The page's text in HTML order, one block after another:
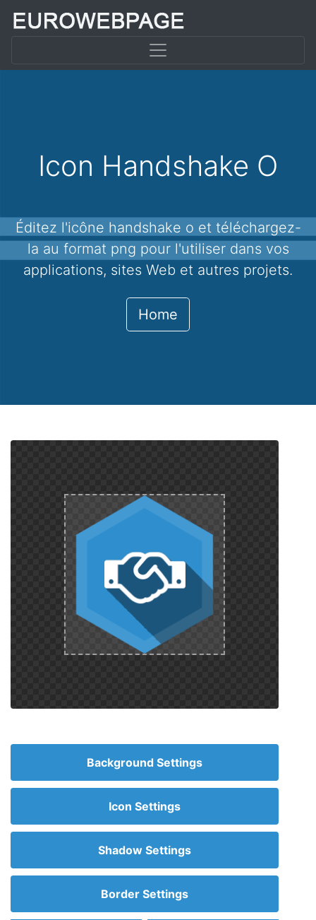
Icon Handshake O
Éditez l'icône handshake o et téléchargez-
la au format png pour l'utiliser dans vos
applications, sites Web et autres projets.
Home
Background Settings
Icon Settings
Shadow Settings
Border Settings